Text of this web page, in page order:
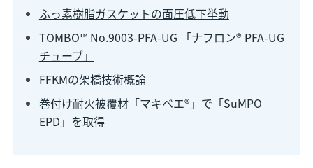
ふっ素樹脂ガスケットの面圧低下挙動
TOMBO™ No.9003-PFA-UG 「ナフロン® PFA-UG
チューブ」
FFKMの架橋技術概論
巻付け耐火被覆材「マキベエ®」で「SuMPO
EPD」を取得